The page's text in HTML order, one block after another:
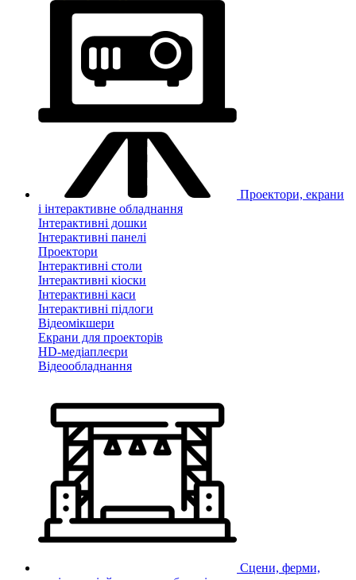
Проектори, екрани
і інтерактивне обладнання
Інтерактивні дошки
Інтерактивні панелі
Проектори
Інтерактивні столи
Інтерактивні кіоски
Інтерактивні каси
Інтерактивні підлоги
Відеомікшери
Екрани для проекторів
HD-медіаплеєри
Відеообладнання
Сцени, ферми,